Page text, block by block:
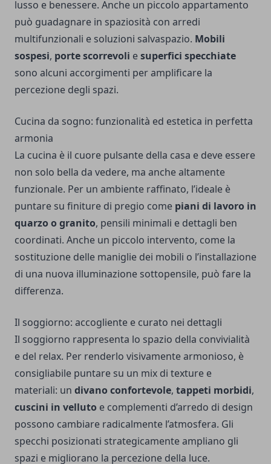
lusso e benessere. Anche un piccolo appartamento
può guadagnare in spaziosità con arredi
multifunzionali e soluzioni salvaspazio. Mobili
sospesi, porte scorrevoli esuperfici specchiate
sono alcuni accorgimenti per amplificare la
percezione degli spazi.
Cucina da sogno: funzionalità ed estetica in perfetta
armonia
La cucina è il cuore pulsante della casa e deve essere
non solo bella da vedere, ma anche altamente
funzionale. Per un ambiente raffinato, l’ideale è
puntare su finiture di pregio come piani di lavoro in
quarzo o granito, pensili minimali e dettagli ben
coordinati. Anche un piccolo intervento, come la
sostituzione delle maniglie dei mobili o l’installazione
di una nuova illuminazione sottopensile, può fare la
differenza.
Il soggiorno: accogliente e curato nei dettagli
Il soggiorno rappresenta lo spazio della convivialità
e del relax. Per renderlo visivamente armonioso, è
consigliabile puntare su un mix di texture e
materiali: un divano confortevole, tappeti morbidi,
cuscini in velluto e complementi d’arredo di design
possono cambiare radicalmente l’atmosfera. Gli
specchi posizionati strategicamente ampliano gli
spazi e migliorano la percezione della luce.